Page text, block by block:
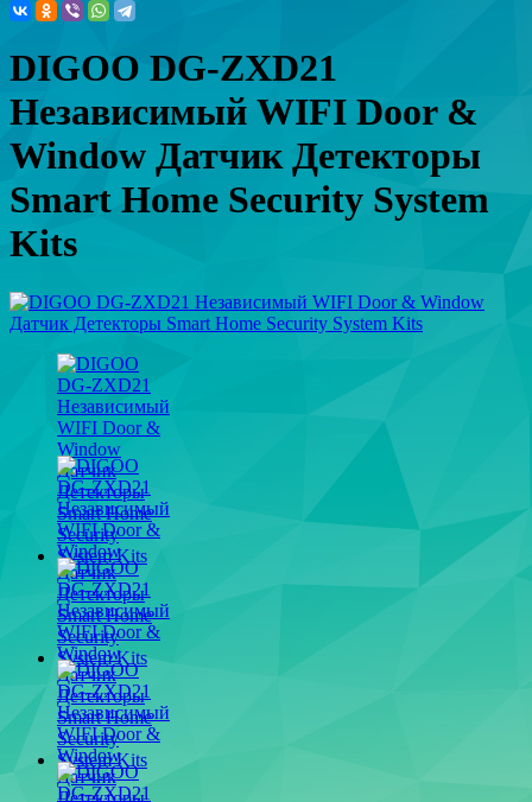
DIGOO DG-ZXD21
Независимый WIFI Door &
Window Датчик Детекторы
Smart Home Security System
Kits